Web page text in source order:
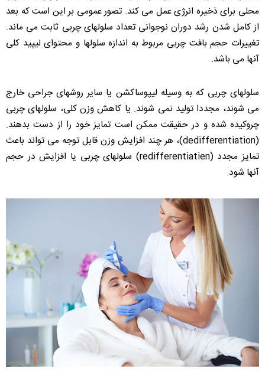
محلی برای ذخیره انرژی عمل می کند. تصور عمومی بر این است که بعد
از کامل شدن رشد دوران نوجوانی تعداد سلولهای چربی ثابت می ماند.
تغییرات حجم بافت چربی مربوط به اندازه سلولها و محتوای لیپید کلی
آنها می باشد.
سلولهای چربی که به وسیله لیپوساکشن یا سایر روشهای جراحی خارج
می شوند، مجددا تولید نمی شوند. یا کاهش وزن کلی، سلولهای چربی
چروکیده شده و در حقیقت ممکن است تمایز خود را از دست بدهند.
(dedifferentiation)، هر چند افزایش وزن قابل توجه می تواند باعث
تمایز مجدد (redifferentiatien) سلولهای چربی یا افزایش در حجم
آنها شود.